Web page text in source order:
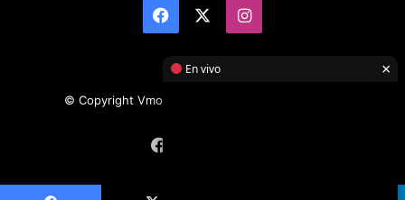
Facebook Instagram
© Copyright Vmotor TI 2026, All Rights Reserved
En vivo ×